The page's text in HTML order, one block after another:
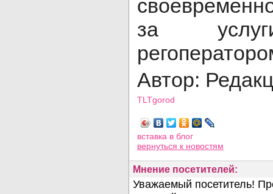
за
Автор:
TLTgorod
вставка в блог
вернуться к новостям
Мнение посетителей: